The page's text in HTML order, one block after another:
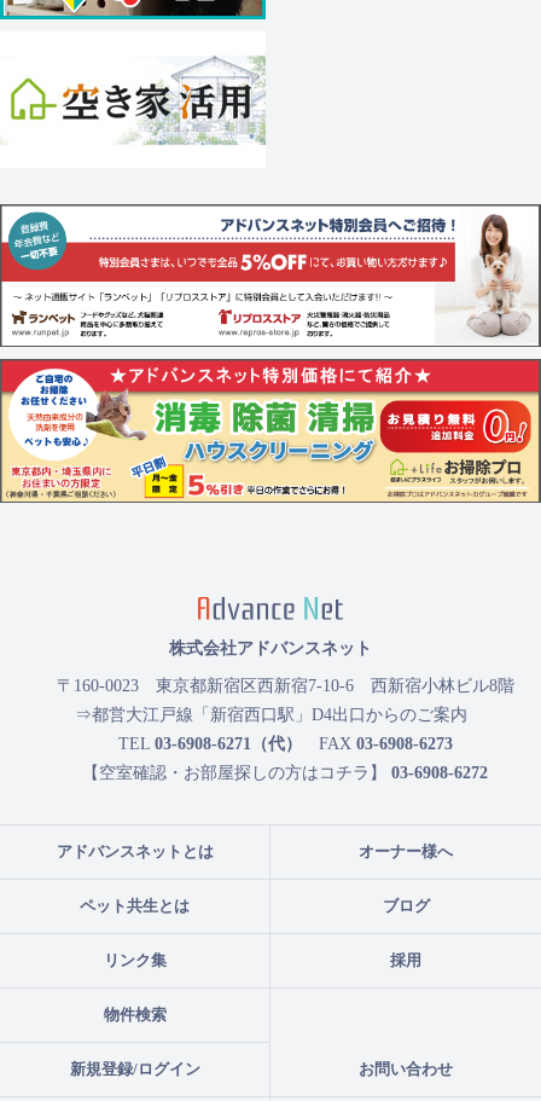
アドバンスネットとは オーナー様へ
ペット共生とは ブログ
リンク集 採用
物件検索
新規登録/ログイン お問い合わせ
株式会社アドバンスネット
〒160-0023 東京都新宿区西新宿7-10-6 西新宿小林ビル8階
⇒都営大江戸線「新宿西口駅」D4出口からのご案内
TEL 03-6908-6271（代） FAX 03-6908-6273
【空室確認・お部屋探しの方はコチラ】 03-6908-6272